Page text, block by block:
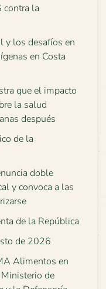
contra la
y los desafíos en
en Costa
que el impacto
la salud
después
de la
doble
y convoca a las
de la República
de 2026
Alimentos en
de